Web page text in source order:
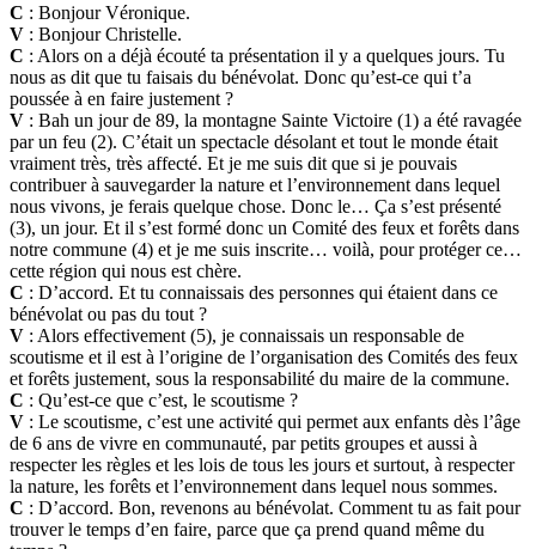
C : Bonjour Véronique.
V : Bonjour Christelle.
C : Alors on a déjà écouté ta présentation il y a quelques jours. Tu
nous as dit que tu faisais du bénévolat. Donc qu’est-ce qui t’a
poussée à en faire justement ?
V : Bah un jour de 89, la montagne Sainte Victoire (1) a été ravagée
par un feu (2). C’était un spectacle désolant et tout le monde était
vraiment très, très affecté. Et je me suis dit que si je pouvais
contribuer à sauvegarder la nature et l’environnement dans lequel
nous vivons, je ferais quelque chose. Donc le… Ça s’est présenté
(3), un jour. Et il s’est formé donc un Comité des feux et forêts dans
notre commune (4) et je me suis inscrite… voilà, pour protéger ce…
cette région qui nous est chère.
C : D’accord. Et tu connaissais des personnes qui étaient dans ce
bénévolat ou pas du tout ?
V : Alors effectivement (5), je connaissais un responsable de
scoutisme et il est à l’origine de l’organisation des Comités des feux
et forêts justement, sous la responsabilité du maire de la commune.
C : Qu’est-ce que c’est, le scoutisme ?
V : Le scoutisme, c’est une activité qui permet aux enfants dès l’âge
de 6 ans de vivre en communauté, par petits groupes et aussi à
respecter les règles et les lois de tous les jours et surtout, à respecter
la nature, les forêts et l’environnement dans lequel nous sommes.
C : D’accord. Bon, revenons au bénévolat. Comment tu as fait pour
trouver le temps d’en faire, parce que ça prend quand même du